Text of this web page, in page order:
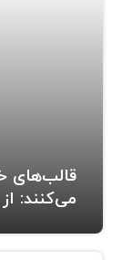
قالب‌های
می‌کنند: